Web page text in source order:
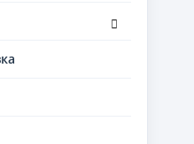
дочернее